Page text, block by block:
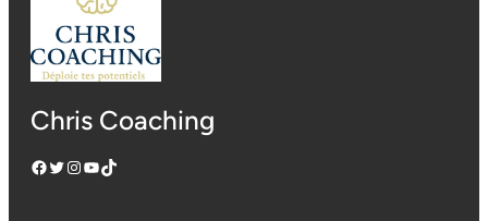
Chris Coaching
Facebook Twitter InstagramYouTube TikTok